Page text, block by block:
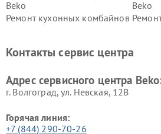
Beko
Beko
Ремонт кухонных комбайнов
Ремонт холодильников Beko
Контакты сервис центра
Адрес сервисного центра
г. Волгоград, ул. Невская, 12В
Горячая линия:
+7 (844) 290-70-26